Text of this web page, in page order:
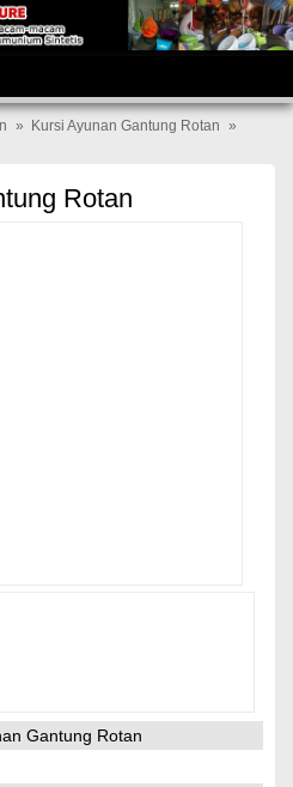
» Kursi Ayunan Gantung Rotan »
Rotan
Gantung Rotan